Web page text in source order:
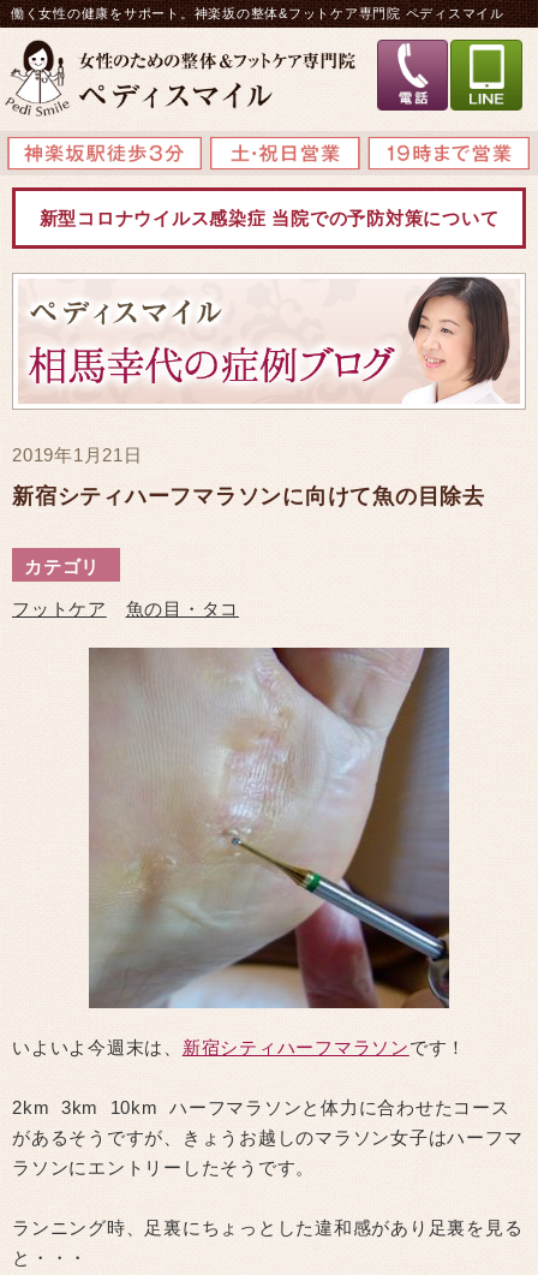
働く女性の健康をサポート。神楽坂の整体&フットケア専門院 ペディスマイル
新型コロナウイルス感染症 当院での予防対策について
2019年1月21日
新宿シティハーフマラソンに向けて魚の目除去
カテゴリ
フットケア 魚の目・タコ
いよいよ今週末は、 新宿シティハーフマラソンです！
2km 3km 10km ハーフマラソンと体力に合わせたコース
があるそうですが、きょうお越しのマラソン女子はハーフマ
ラソンにエントリーしたそうです。
ランニング時、足裏にちょっとした違和感があり足裏を見る
と・・・